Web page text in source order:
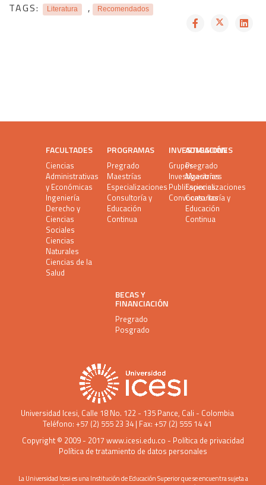
TAGS:
Literatura , Recomendados
FACULTADES
Ciencias
Administrativas
y Económicas
Ingeniería
Derecho y
Ciencias
Sociales
Ciencias
Naturales
Ciencias de la
Salud
PROGRAMAS
Pregrado
Maestrías
Especializaciones
Consultoría y
Educación
Continua
INVESTIGACIÓN
Grupos
Investigaciones
Publicaciones
Convocatorias
ADMISIONES
Pregrado
Maestrías
Especializaciones
Consultoría y
Educación
Continua
BECAS Y
FINANCIACIÓN
Pregrado
Posgrado
Universidad Icesi, Calle 18 No. 122 - 135 Pance, Cali - Colombia
Teléfono: +57 (2) 555 23 34 | Fax: +57 (2) 555 14 41
Copyright © 2009 - 2017 www.icesi.edu.co - Política de privacidad
Política de tratamiento de datos personales
La Universidad Icesi es una Institución de Educación Superior que se encuentra sujeta a